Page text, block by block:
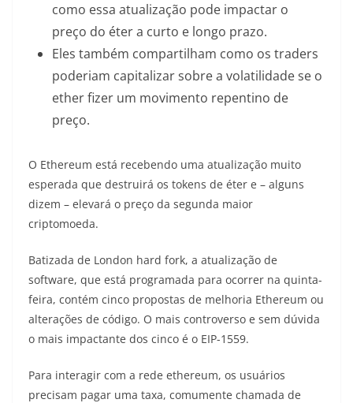
como essa atualização pode impactar o
preço do éter a curto e longo prazo.
Eles também compartilham como os traders
poderiam capitalizar sobre a volatilidade se o
ether fizer um movimento repentino de
preço.
O Ethereum está recebendo uma atualização muito
esperada que destruirá os tokens de éter e – alguns
dizem – elevará o preço da segunda maior
criptomoeda.
Batizada de London hard fork, a atualização de
software, que está programada para ocorrer na quinta-
feira, contém cinco propostas de melhoria Ethereum ou
alterações de código. O mais controverso e sem dúvida
o mais impactante dos cinco é o EIP-1559.
Para interagir com a rede ethereum, os usuários
precisam pagar uma taxa, comumente chamada de